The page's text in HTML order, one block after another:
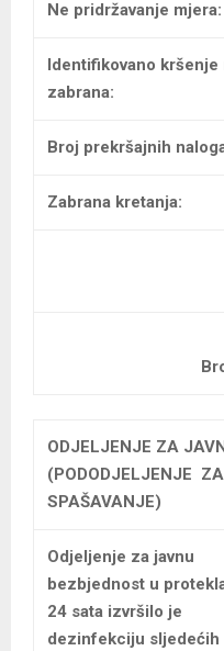
Ne pridržavanje mjera:
Identifikovano kršenje
zabrana:
Broj prekršajnih
Zabrana kretanja:
Broj
ODJELJENJE ZA
(PODODJELJENJE
SPAŠAVANJE)
Odjeljenje za javnu
bezbjednost u
24 sata izvršilo je
dezinfekciju sljedećih